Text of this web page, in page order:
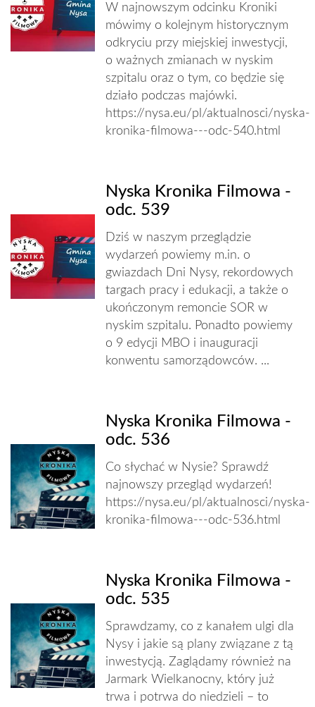
W najnowszym odcinku Kroniki
mówimy o kolejnym historycznym
odkryciu przy miejskiej inwestycji,
o ważnych zmianach w nyskim
szpitalu oraz o tym, co będzie się
działo podczas majówki.
https://nysa.eu/pl/aktualnosci/nyska-
kronika-filmowa---odc-540.html
Nyska Kronika Filmowa -
odc. 539
Dziś w naszym przeglądzie
wydarzeń powiemy m.in. o
gwiazdach Dni Nysy, rekordowych
targach pracy i edukacji, a także o
ukończonym remoncie SOR w
nyskim szpitalu. Ponadto powiemy
o 9 edycji MBO i inauguracji
konwentu samorządowców. ...
Nyska Kronika Filmowa -
odc. 536
Co słychać w Nysie? Sprawdź
najnowszy przegląd wydarzeń!
https://nysa.eu/pl/aktualnosci/nyska-
kronika-filmowa---odc-536.html
Nyska Kronika Filmowa -
odc. 535
Sprawdzamy, co z kanałem ulgi dla
Nysy i jakie są plany związane z tą
inwestycją. Zaglądamy również na
Jarmark Wielkanocny, który już
trwa i potrwa do niedzieli – to